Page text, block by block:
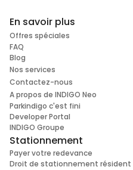
En savoir plus
Offres spéciales
FAQ
Blog
Nos services
Contactez-nous
A propos de INDIGO Neo
Parkindigo c'est fini
Developer Portal
INDIGO Groupe
Stationnement
Payer votre redevance
Droit de stationnement résident